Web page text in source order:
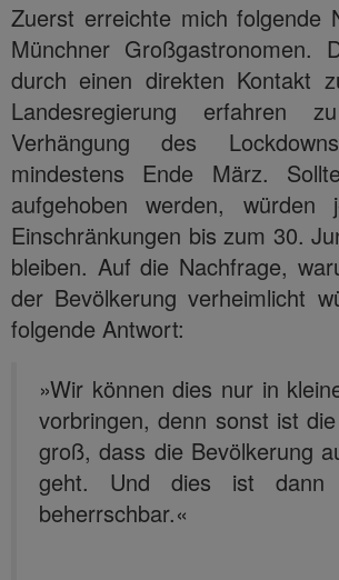
Zuerst erreichte mich folgende
Münchner Großgastronomen.
durch einen direkten Kontakt
Landesregierung erfahren
Verhängung des
mindestens Ende März.
aufgehoben werden, würden
Einschränkungen bis zum 30.
bleiben. Auf die Nachfrage,
der Bevölkerung verheimlicht
folgende Antwort:
»Wir können dies nur in
vorbringen, denn sonst ist
groß, dass die Bevölkerung
geht. Und dies ist dann
beherrschbar.«